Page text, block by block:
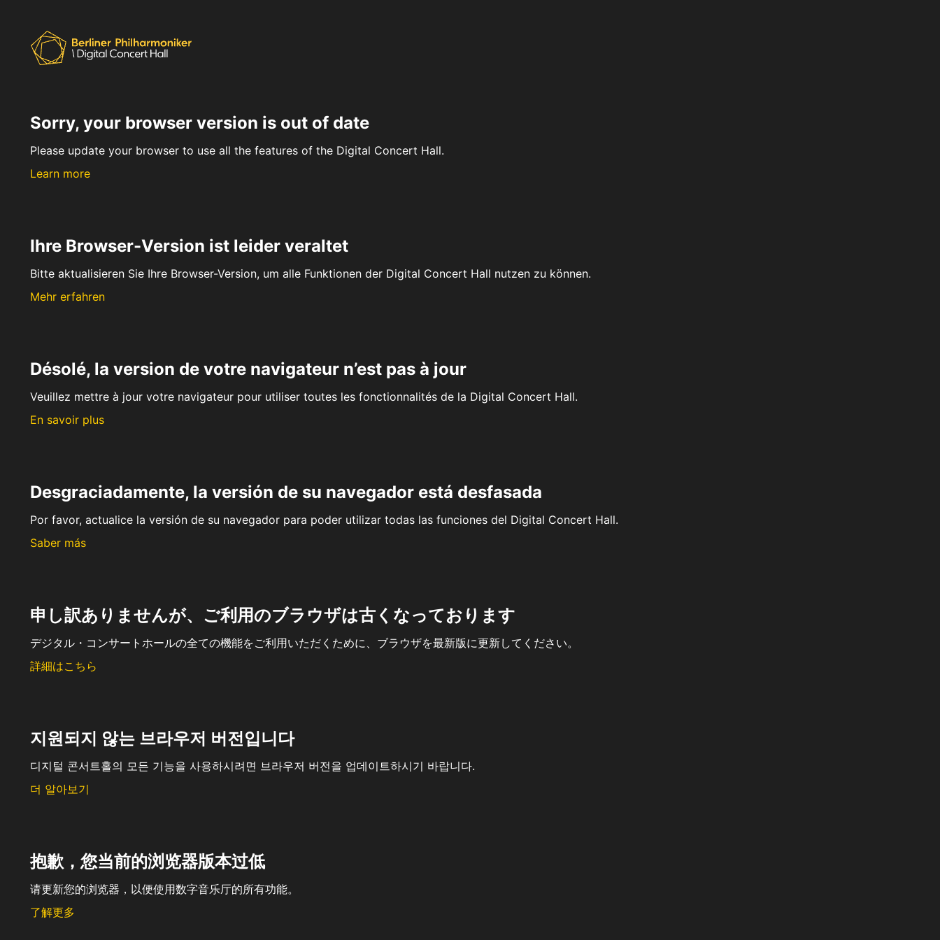
Sorry, your browser version is out of date
Please update your browser to use all the features of the Digital Concert Hall.
Learn more
Ihre Browser-Version ist leider veraltet
Bitte aktualisieren Sie Ihre Browser-Version, um alle Funktionen der Digital Concert Hall nutzen zu können.
Mehr erfahren
Désolé, la version de votre navigateur n’est pas à jour
Veuillez mettre à jour votre navigateur pour utiliser toutes les fonctionnalités de la Digital Concert Hall.
En savoir plus
Desgraciadamente, la versión de su navegador está desfasada
Por favor, actualice la versión de su navegador para poder utilizar todas las funciones del Digital Concert Hall.
Saber más
申し訳ありませんが、ご利用のブラウザは古くなっております
デジタル・コンサートホールの全ての機能をご利用いただくために、ブラウザを最新版に更新してください。
詳細はこちら
지원되지 않는 브라우저 버전입니다
디지털 콘서트홀의 모든 기능을 사용하시려면 브라우저 버전을 업데이트하시기 바랍니다.
더 알아보기
抱歉，您当前的浏览器版本过低
请更新您的浏览器，以便使用数字音乐厅的所有功能。
了解更多